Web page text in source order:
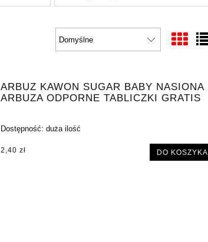
ARBUZ KAWON SUGAR BABY NASIONA
ARBUZA ODPORNE TABLICZKI GRATIS
Dostępność: duża ilość
2,40 zł DO KOSZYKA